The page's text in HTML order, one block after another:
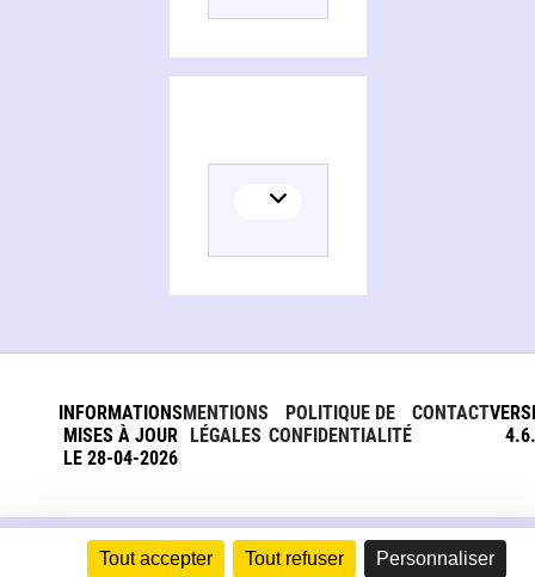
Tout accepter Tout refuser Personnaliser
INFORMATIONS
MISES À JOUR
LE 28-04-2026
MENTIONS
LÉGALES
POLITIQUE DE
CONFIDENTIALITÉ
CONTACT